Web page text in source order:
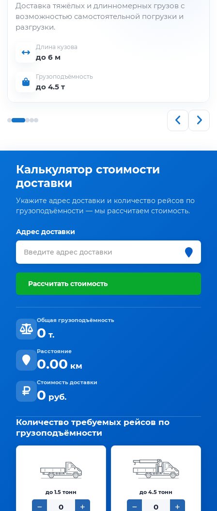
Доставка тяжёлых и длинномерных грузов с
возможностью самостоятельной погрузки и
разгрузки.
Длина кузова
до 6 м
Грузоподъёмность
до 4.5 т
Калькулятор стоимости
доставки
Укажите адрес доставки и количество рейсов по
грузоподъёмности — мы рассчитаем стоимость.
Адрес доставки
Рассчитать стоимость
Общая грузоподъёмность
0 т.
Расстояние
0.00 км
Стоимость доставки
0 руб.
Количество требуемых рейсов по
грузоподъёмности
до 1.5 тонн до 4.5 тонн